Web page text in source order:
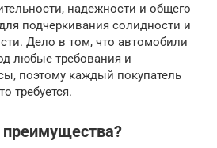
надежности и общего
подчеркивания солидности и
Дело в том, что автомобили
любые требования и
поэтому каждый покупатель
требуется.